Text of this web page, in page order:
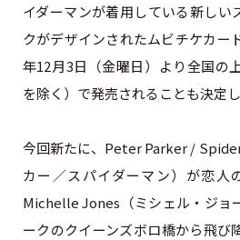
イダーマンが着用している新しい
クがデザインされたムビチケカー
年12月3日（金曜日）より全国の
を除く）で発売されることも決定し
今回新たに、Peter Parker /
カー／スパイダーマン）が恋人
Michelle Jones（ミシェル・ジョ
ークのクイーンズボロ橋から飛び